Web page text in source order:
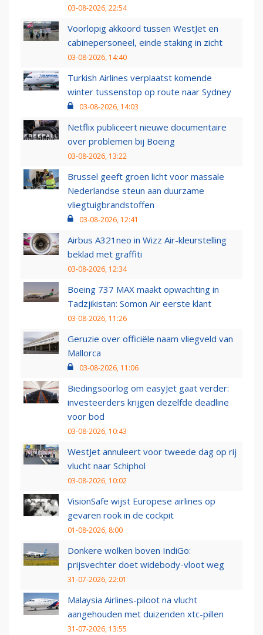
03-08-2026, 22:54
Voorlopig akkoord tussen WestJet en
cabinepersoneel, einde staking in zicht
03-08-2026, 14:40
Turkish Airlines verplaatst komende
winter tussenstop op route naar Sydney
03-08-2026, 14:03
Netflix publiceert nieuwe documentaire
over problemen bij Boeing
03-08-2026, 13:22
Brussel geeft groen licht voor massale
Nederlandse steun aan duurzame
vliegtuigbrandstoffen
03-08-2026, 12:41
Airbus A321neo in Wizz Air-kleurstelling
beklad met graffiti
03-08-2026, 12:34
Boeing 737 MAX maakt opwachting in
Tadzjikistan: Somon Air eerste klant
03-08-2026, 11:26
Geruzie over officiële naam vliegveld van
Mallorca
03-08-2026, 11:06
Biedingsoorlog om easyJet gaat verder:
investeerders krijgen dezelfde deadline
voor bod
03-08-2026, 10:43
WestJet annuleert voor tweede dag op rij
vlucht naar Schiphol
03-08-2026, 10:02
VisionSafe wijst Europese airlines op
gevaren rook in de cockpit
01-08-2026, 8:00
Donkere wolken boven IndiGo:
prijsvechter doet widebody-vloot weg
31-07-2026, 22:01
Malaysia Airlines-piloot na vlucht
aangehouden met duizenden xtc-pillen
31-07-2026, 13:55